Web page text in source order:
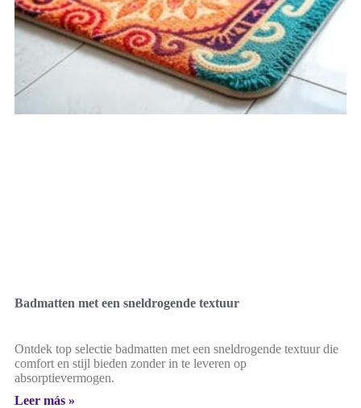
Badmatten met een sneldrogende textuur
Ontdek top selectie badmatten met een sneldrogende textuur die
comfort en stijl bieden zonder in te leveren op
absorptievermogen.
Leer más »